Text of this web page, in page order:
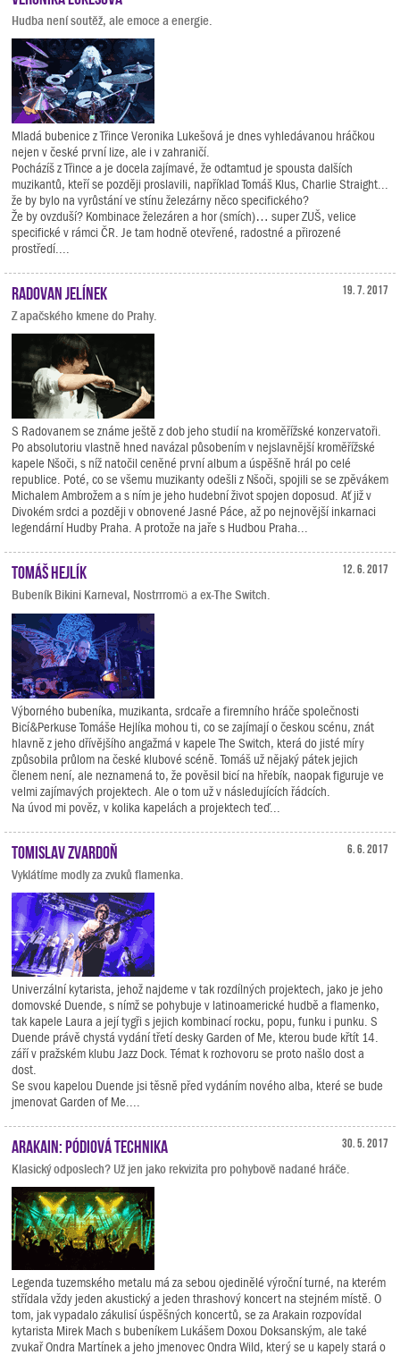
Hudba není soutěž, ale emoce a energie.
Mladá bubenice z Třince Veronika Lukešová je dnes vyhledávanou hráčkou
nejen v české první lize, ale i v zahraničí.
Pocházíš z Třince a je docela zajímavé, že odtamtud je spousta dalších
muzikantů, kteří se později proslavili, například Tomáš Klus, Charlie Straight...
že by bylo na vyrůstání ve stínu železárny něco specifického?
Že by ovzduší? Kombinace železáren a hor (smích)… super ZUŠ, velice
specifické v rámci ČR. Je tam hodně otevřené, radostné a přirozené
prostředí....
19. 7. 2017
Radovan Jelínek
Z apačského kmene do Prahy.
S Radovanem se známe ještě z dob jeho studií na kroměřížské konzervatoři.
Po absolutoriu vlastně hned navázal působením v nejslavnější kroměřížské
kapele Nšoči, s níž natočil ceněné první album a úspěšně hrál po celé
republice. Poté, co se všemu muzikanty odešli z Nšoči, spojili se se zpěvákem
Michalem Ambrožem a s ním je jeho hudební život spojen doposud. Ať již v
Divokém srdci a později v obnovené Jasné Páce, až po nejnovější inkarnaci
legendární Hudby Praha. A protože na jaře s Hudbou Praha...
12. 6. 2017
Tomáš Hejlík
Bubeník Bikini Karneval, Nostrrromö a ex-The Switch.
Výborného bubeníka, muzikanta, srdcaře a firemního hráče společnosti
Bicí&Perkuse Tomáše Hejlíka mohou ti, co se zajímají o českou scénu, znát
hlavně z jeho dřívějšího angažmá v kapele The Switch, která do jisté míry
způsobila průlom na české klubové scéně. Tomáš už nějaký pátek jejich
členem není, ale neznamená to, že pověsil bicí na hřebík, naopak figuruje ve
velmi zajímavých projektech. Ale o tom už v následujících řádcích.
Na úvod mi pověz, v kolika kapelách a projektech teď...
6. 6. 2017
Tomislav Zvardoň
Vyklátíme modly za zvuků flamenka.
Univerzální kytarista, jehož najdeme v tak rozdílných projektech, jako je jeho
domovské Duende, s nímž se pohybuje v latinoamerické hudbě a flamenko,
tak kapele Laura a její tygři s jejich kombinací rocku, popu, funku i punku. S
Duende právě chystá vydání třetí desky Garden of Me, kterou bude křtít 14.
září v pražském klubu Jazz Dock. Témat k rozhovoru se proto našlo dost a
dost.
Se svou kapelou Duende jsi těsně před vydáním nového alba, které se bude
jmenovat Garden of Me....
30. 5. 2017
Arakain: pódiová technika
Klasický odposlech? Už jen jako rekvizita pro pohybově nadané hráče.
Legenda tuzemského metalu má za sebou ojedinělé výroční turné, na kterém
střídala vždy jeden akustický a jeden thrashový koncert na stejném místě. O
tom, jak vypadalo zákulisí úspěšných koncertů, se za Arakain rozpovídal
kytarista Mirek Mach s bubeníkem Lukášem Doxou Doksanským, ale také
zvukař Ondra Martínek a jeho jmenovec Ondra Wild, který se u kapely stará o